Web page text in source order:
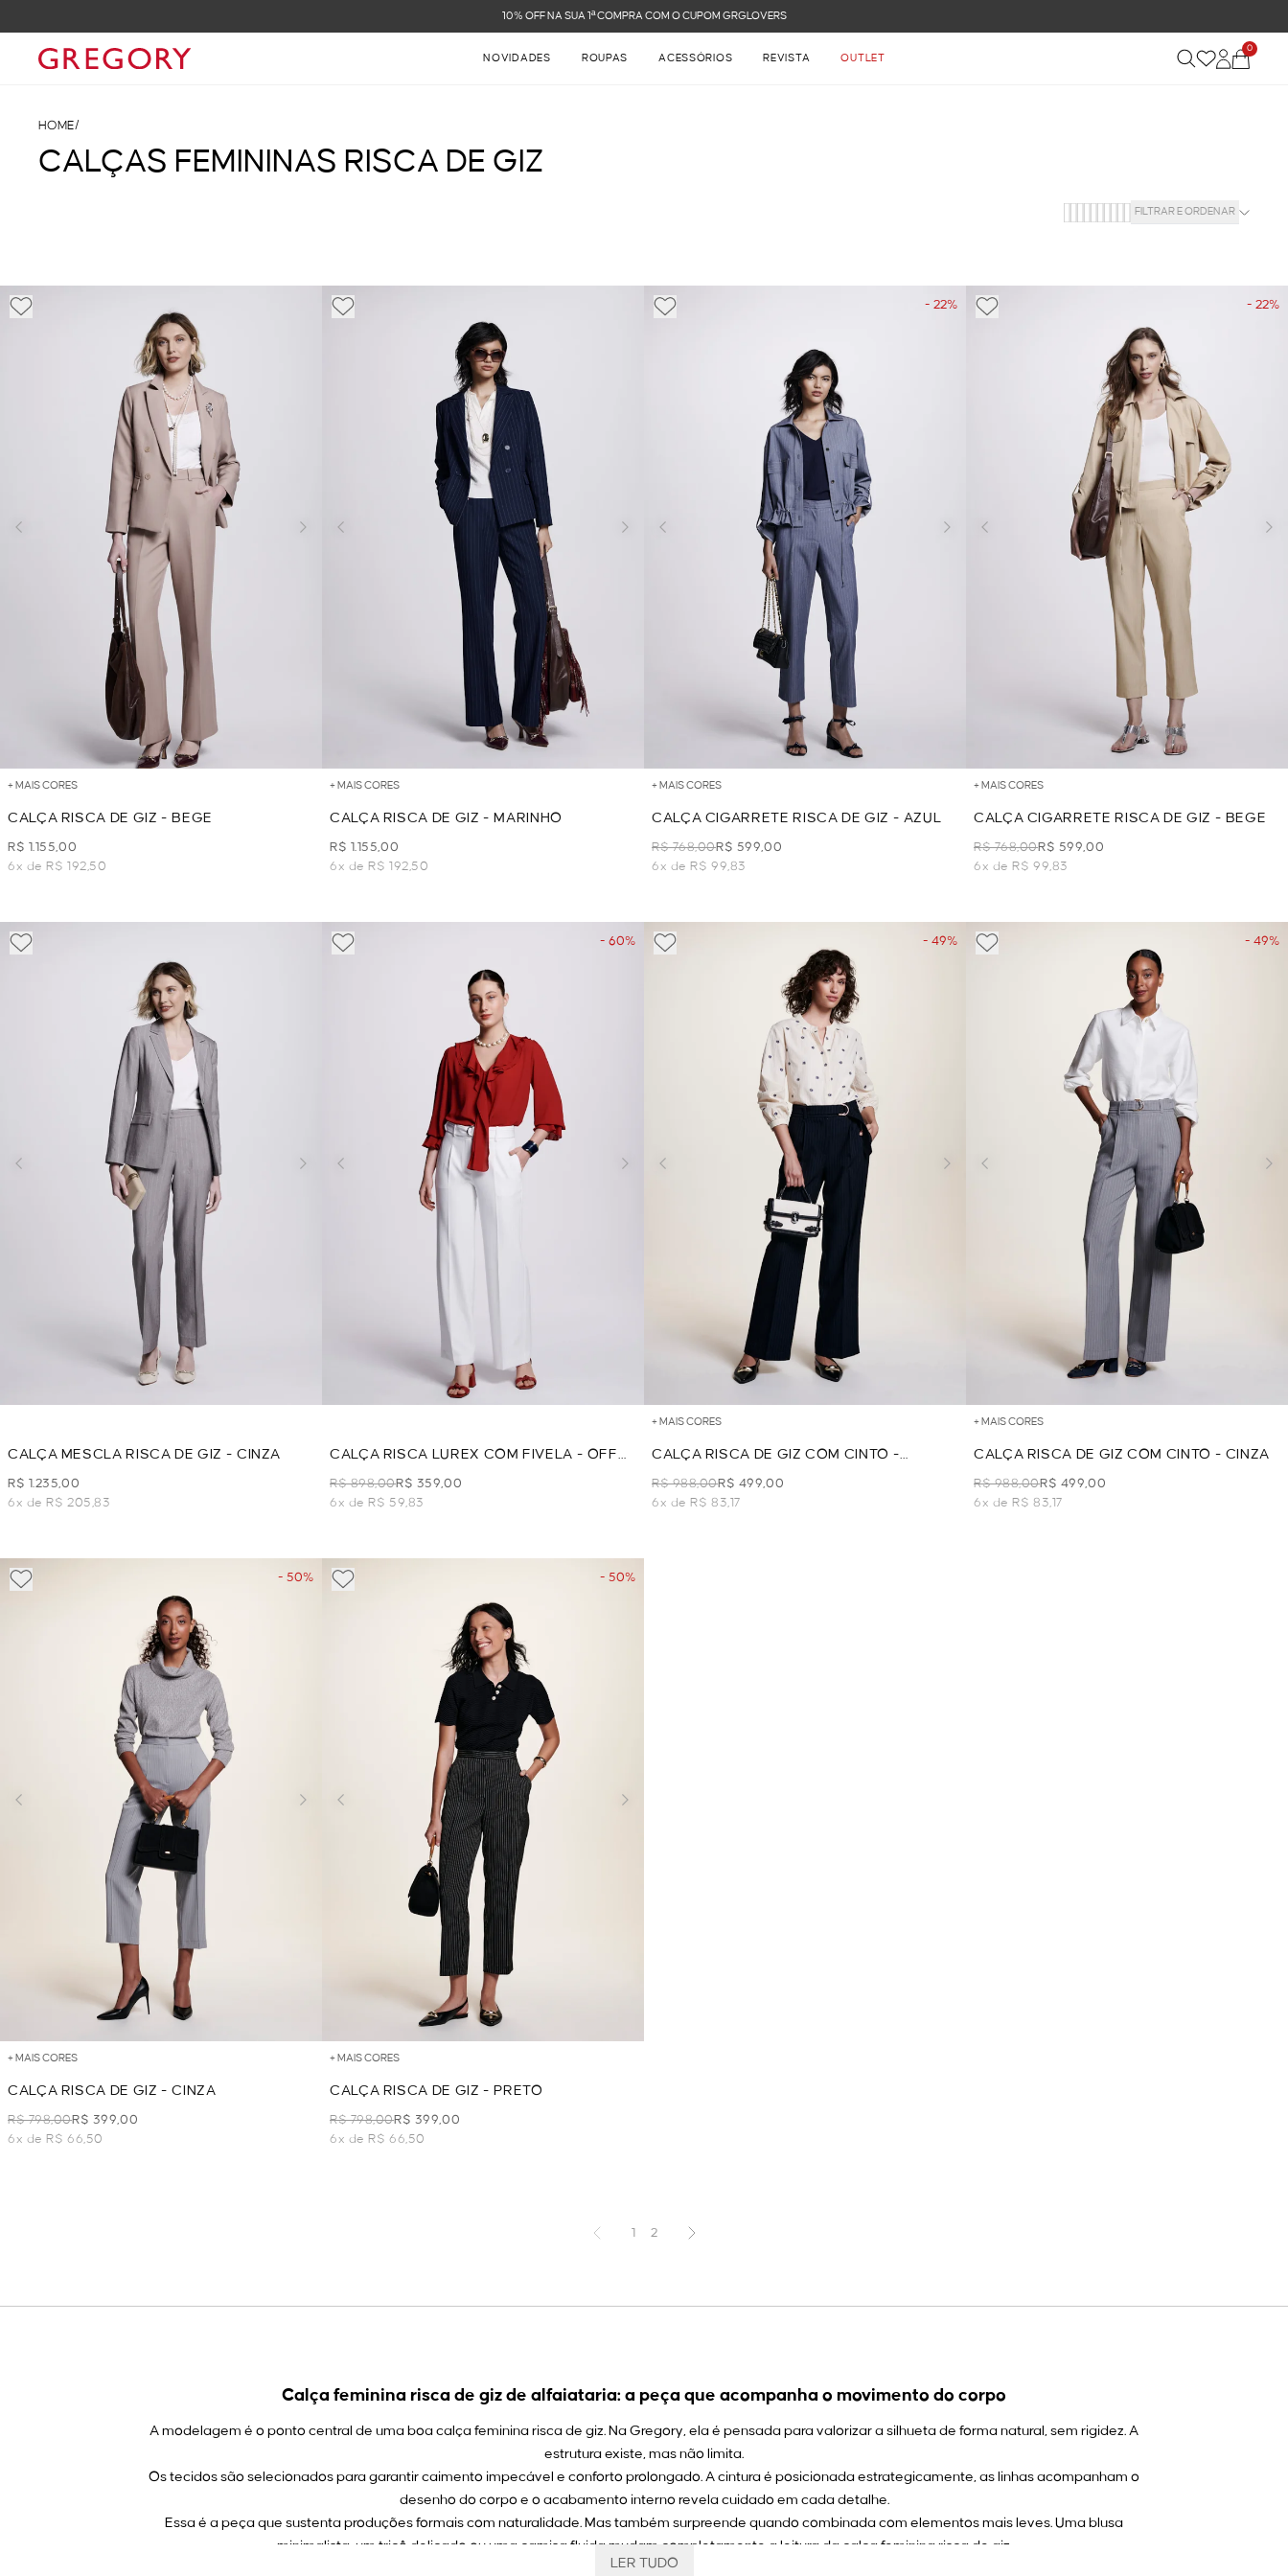
NOVIDADES ROUPAS ACESSÓRIOS REVISTA OUTLET
0
HOME/
CALÇAS FEMININAS RISCA DE GIZ
FILTRAR E ORDENAR
+ MAIS CORES
CALÇA RISCA DE GIZ - BEGE
R$ 1.155,00
6x de R$ 192,50
+ MAIS CORES
CALÇA RISCA DE GIZ - MARINHO
R$ 1.155,00
6x de R$ 192,50
- 22%
+ MAIS CORES
CALÇA CIGARRETE RISCA DE GIZ - AZUL
R$ 768,00R$ 599,00
6x de R$ 99,83
- 22%
+ MAIS CORES
CALÇA CIGARRETE RISCA DE GIZ - BEGE
R$ 768,00R$ 599,00
6x de R$ 99,83
CALÇA MESCLA RISCA DE GIZ - CINZA
R$ 1.235,00
6x de R$ 205,83
- 60%
CALÇA RISCA LUREX COM FIVELA - OFF
WHITE
R$ 898,00R$ 359,00
6x de R$ 59,83
- 49%
+ MAIS CORES
CALÇA RISCA DE GIZ COM CINTO -
MARINHO
R$ 988,00R$ 499,00
6x de R$ 83,17
- 49%
+ MAIS CORES
CALÇA RISCA DE GIZ COM CINTO - CINZA
R$ 988,00R$ 499,00
6x de R$ 83,17
- 50%
+ MAIS CORES
CALÇA RISCA DE GIZ - CINZA
R$ 798,00R$ 399,00
6x de R$ 66,50
- 50%
+ MAIS CORES
CALÇA RISCA DE GIZ - PRETO
R$ 798,00R$ 399,00
6x de R$ 66,50
1 2
Calça feminina risca de giz de alfaiataria: a peça que acompanha o movimento do corpo
A modelagem é o ponto central de uma boa calça feminina risca de giz. Na Gregory, ela é pensada para valorizar a silhueta de forma natural, sem rigidez. A
estrutura existe, mas não limita.
Os tecidos são selecionados para garantir caimento impecável e conforto prolongado. A cintura é posicionada estrategicamente, as linhas acompanham o
desenho do corpo e o acabamento interno revela cuidado em cada detalhe.
Essa é a peça que sustenta produções formais com naturalidade. Mas também surpreende quando combinada com elementos mais leves. Uma blusa
minimalista, um tricô delicado ou uma camisa fluida mudam completamente a leitura da calça feminina risca de giz.
LER TUDO